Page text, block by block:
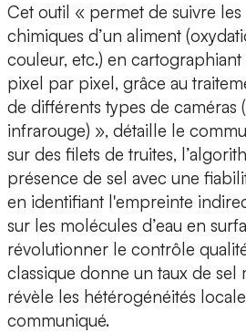
Cet outil « permet de suivre les
chimiques d’un aliment
couleur, etc.) en
pixel par pixel, grâce au
de différents types de caméras
infrarouge) », détaille le
sur des filets de truites,
présence de sel avec une
en identifiant l'empreinte
sur les molécules d’eau en
révolutionner le contrôle
classique donne un taux de sel
révèle les hétérogénéités
communiqué.